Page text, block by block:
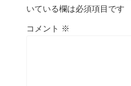
いている欄は必須項目です
コメント ※